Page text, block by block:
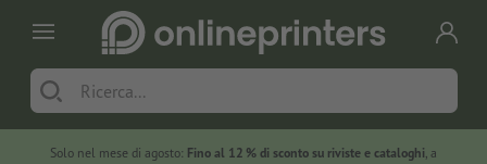
Solo nel mese di agosto: Fino al 12 % di sconto su riviste e cataloghi, a